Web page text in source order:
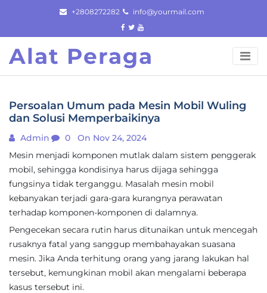
content
+2808272282 info@yourmail.com
Alat Peraga
Persoalan Umum pada Mesin Mobil Wuling
dan Solusi Memperbaikinya
Admin 0
On Nov 24, 2024
Mesin menjadi komponen mutlak dalam sistem penggerak
mobil, sehingga kondisinya harus dijaga sehingga
fungsinya tidak terganggu. Masalah mesin mobil
kebanyakan terjadi gara-gara kurangnya perawatan
terhadap komponen-komponen di dalamnya.
Pengecekan secara rutin harus ditunaikan untuk mencegah
rusaknya fatal yang sanggup membahayakan suasana
mesin. Jika Anda terhitung orang yang jarang lakukan hal
tersebut, kemungkinan mobil akan mengalami beberapa
kasus tersebut ini.